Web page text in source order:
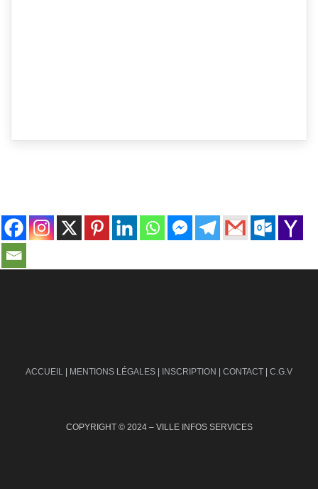
ACCUEIL | MENTIONS LÉGALES | INSCRIPTION | CONTACT | C.G.V
COPYRIGHT © 2024 – VILLE INFOS SERVICES